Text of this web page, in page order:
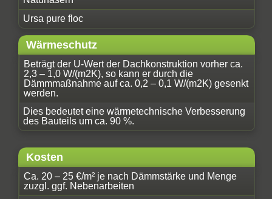
Ursa pure floc
Wärmeschutz
Beträgt der U-Wert der Dachkonstruktion vorher ca.
2,3 – 1,0 W/(m2K), so kann er durch die
Dämmmaßnahme auf ca. 0,2 – 0,1 W/(m2K) gesenkt
werden.
Dies bedeutet eine wärmetechnische Verbesserung
des Bauteils um ca. 90 %.
Kosten
Ca. 20 – 25 €/m² je nach Dämmstärke und Menge
zuzgl. ggf. Nebenarbeiten